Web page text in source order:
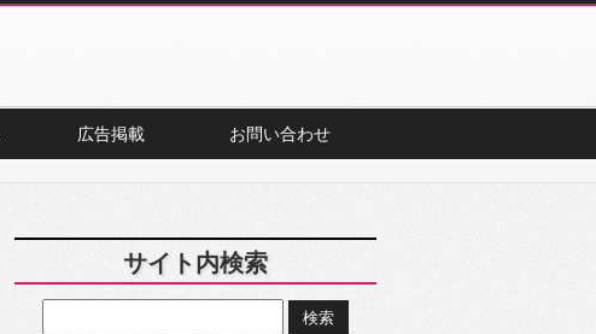
広告掲載 お問い合わせ
サイト内検索